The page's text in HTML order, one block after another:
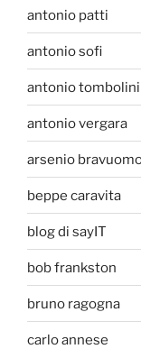
antonio patti
antonio sofi
antonio tombolini
antonio vergara
arsenio
beppe caravita
blog di sayIT
bob frankston
bruno ragogna
carlo annese